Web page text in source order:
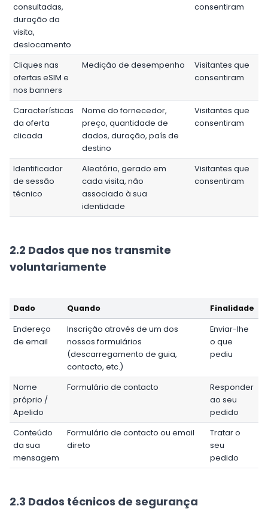
consultadas,
duração da
visita,
deslocamento
consentiram
Cliques nas
ofertas eSIM e
nos banners
Medição de desempenho
Visitantes que
consentiram
Características
da oferta
clicada
Nome do fornecedor,
preço, quantidade de
dados, duração, país de
destino
Visitantes que
consentiram
Identificador
de sessão
técnico
Aleatório, gerado em
cada visita, não
associado à sua
identidade
Visitantes que
consentiram
2.2 Dados que nos transmite
voluntariamente
Dado Quando Finalidade
Endereço
de email
Inscrição através de um dos
nossos formulários
(descarregamento de guia,
contacto, etc.)
Enviar-lhe
o que
pediu
Nome
próprio /
Apelido
Formulário de contacto
Responder
ao seu
pedido
Conteúdo
da sua
mensagem
Formulário de contacto ou email
direto
Tratar o
seu
pedido
2.3 Dados técnicos de segurança